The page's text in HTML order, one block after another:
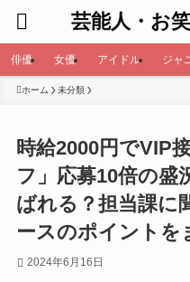
芸能人・お
俳優 女優 アイドル ジャ
ホーム 未分類
時給2000円でVIP
フ」応募10倍の
ばれる？担当課に
ースのポイントを
2024年6月16日